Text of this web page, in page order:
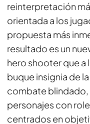
reinterpretación
orientada a los
propuesta más
resultado es un
hero shooter que a
buque insignia de
combate blindado,
personajes con
centrados en